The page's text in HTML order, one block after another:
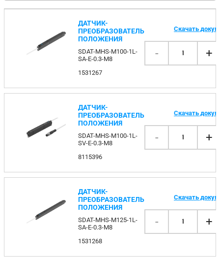
ДАТЧИК-
ПРЕОБРАЗОВАТЕЛЬ
ПОЛОЖЕНИЯ
SDAT-MHS-M100-1L-
SA-E-0.3-M8
1531267
Скачать
- 1 +
ДАТЧИК-
ПРЕОБРАЗОВАТЕЛЬ
ПОЛОЖЕНИЯ
SDAT-MHS-M100-1L-
SV-E-0.3-M8
8115396
Скачать
- 1 +
ДАТЧИК-
ПРЕОБРАЗОВАТЕЛЬ
ПОЛОЖЕНИЯ
SDAT-MHS-M125-1L-
SA-E-0.3-M8
1531268
Скачать
- 1 +